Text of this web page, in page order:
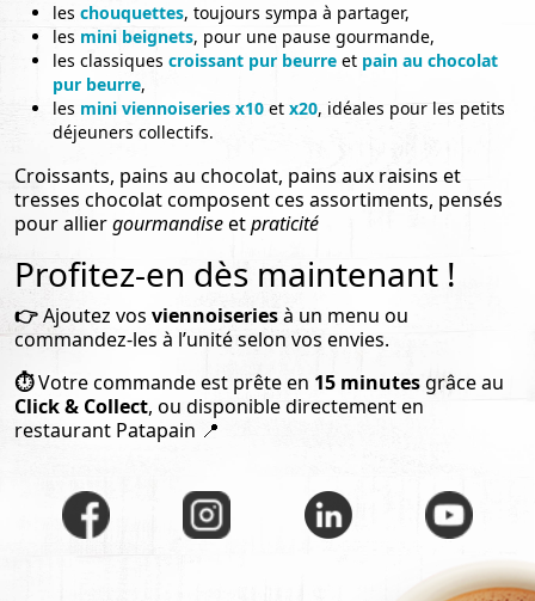
les chouquettes, toujours sympa à partager,
les mini beignets, pour une pause gourmande,
les classiques croissant pur beurre et pain au chocolat
pur beurre,
les mini viennoiseries x10 et x20, idéales pour les petits
déjeuners collectifs.
Croissants, pains au chocolat, pains aux raisins et
tresses chocolat composent ces assortiments, pensés
pour alliergourmandiseetpraticité
Profitez-en dès maintenant !
👉Ajoutez vos viennoiseriesà un menu ou
commandez-les à l’unité selon vos envies.
⏱️Votre commande est prête en 15 minutes grâce au
Click & Collect, ou disponible directement en
restaurant Patapain 📍